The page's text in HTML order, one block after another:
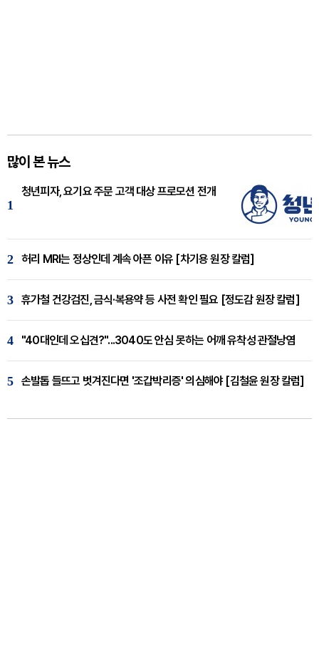
많이 본 뉴스
1
청년피자, 요기요 주문 고객 대상 프로모션 전개
2 허리 MRI는 정상인데 계속 아픈 이유 [차기용 원장 칼럼]
3 휴가철 건강검진, 금식·복용약 등 사전 확인 필요 [정도감 원장 칼럼]
4 "40대인데 오십견?"...3040도 안심 못하는 어깨 유착성 관절낭염
5 손발톱 들뜨고 벗겨진다면 '조갑박리증' 의심해야 [김철윤 원장 칼럼]